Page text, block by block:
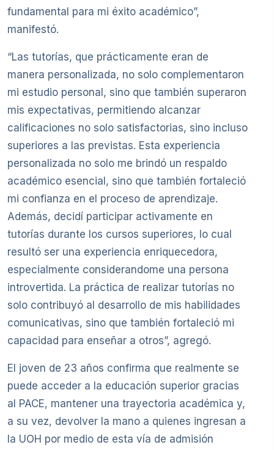
fundamental para mi éxito académico”,
manifestó.
“Las tutorías, que prácticamente eran de
manera personalizada, no solo complementaron
mi estudio personal, sino que también superaron
mis expectativas, permitiendo alcanzar
calificaciones no solo satisfactorias, sino incluso
superiores a las previstas. Esta experiencia
personalizada no solo me brindó un respaldo
académico esencial, sino que también fortaleció
mi confianza en el proceso de aprendizaje.
Además, decidí participar activamente en
tutorías durante los cursos superiores, lo cual
resultó ser una experiencia enriquecedora,
especialmente considerandome una persona
introvertida. La práctica de realizar tutorías no
solo contribuyó al desarrollo de mis habilidades
comunicativas, sino que también fortaleció mi
capacidad para enseñar a otros”, agregó.
El joven de 23 años confirma que realmente se
puede acceder a la educación superior gracias
al PACE, mantener una trayectoria académica y,
a su vez, devolver la mano a quienes ingresan a
la UOH por medio de esta vía de admisión